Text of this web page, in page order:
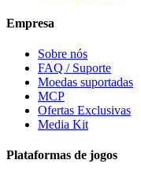
Empresa
Sobre nós
FAQ / Suporte
Moedas suportadas
MCP
Ofertas Exclusivas
Media Kit
Plataformas de jogos